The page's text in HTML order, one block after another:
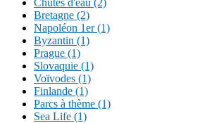
Chutes d'eau (2)
Bretagne (2)
Napoléon 1er (1)
Byzantin (1)
Prague (1)
Slovaquie (1)
Voïvodes (1)
Finlande (1)
Parcs à thème (1)
Sea Life (1)